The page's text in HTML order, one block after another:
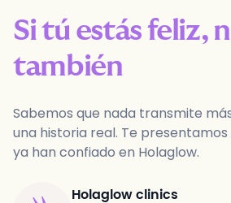
Si tú estás feliz,
también
Sabemos que nada transmite
una historia real. Te
ya han confiado en Holaglow.
Holaglow clinics